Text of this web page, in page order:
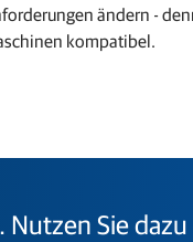
ändern -
kompatibel.
Sie